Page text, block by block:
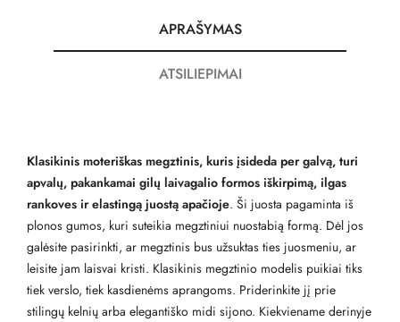
APRAŠYMAS
ATSILIEPIMAI
Klasikinis moteriškas megztinis, kuris įsideda per galvą, turi
apvalų, pakankamai gilų laivagalio formos iškirpimą, ilgas
rankoves ir elastingą juostą apačioje. Ši juosta pagaminta iš
plonos gumos, kuri suteikia megztiniui nuostabią formą. Dėl jos
galėsite pasirinkti, ar megztinis bus užsuktas ties juosmeniu, ar
leisite jam laisvai kristi. Klasikinis megztinio modelis puikiai tiks
tiek verslo, tiek kasdienėms aprangoms. Priderinkite jį prie
stilingų kelnių arba elegantiško midi sijono. Kiekviename derinyje